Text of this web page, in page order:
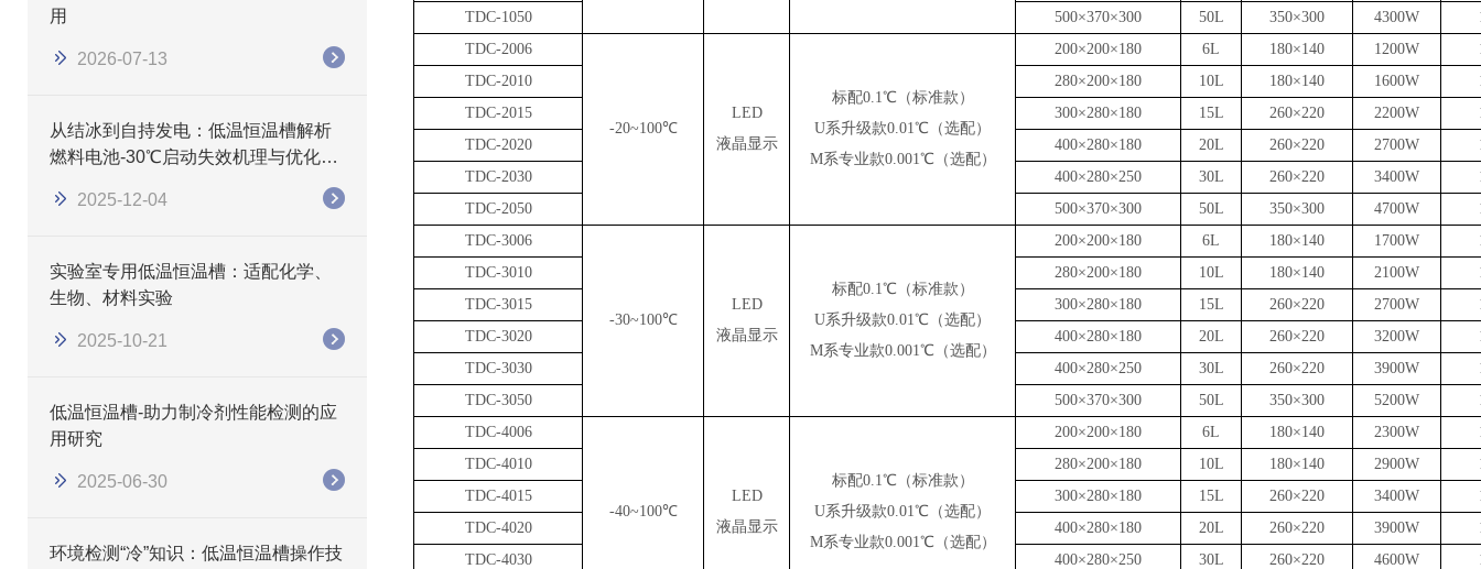
用
2026-07-13
从结冰到自持发电：低温恒温槽解析
燃料电池-30℃启动失效机理与优化路
2025-12-04
实验室专用低温恒温槽：适配化学、
生物、材料实验
2025-10-21
低温恒温槽-助力制冷剂性能检测的应
用研究
2025-06-30
环境检测“冷”知识：低温恒温槽操作技
TDC-1050
500×370×300 50L 350×300 4300W
TDC-2006
-20~100℃
LED
液晶显示
标配0.1℃（标准款）
U系升级款0.01℃（选配）
M系专业款0.001℃（选配）
200×200×180 6L 180×140 1200W
TDC-2010
280×200×180 10L 180×140 1600W
TDC-2015
300×280×180 15L 260×220 2200W
TDC-2020
400×280×180 20L 260×220 2700W
TDC-2030
400×280×250 30L 260×220 3400W
TDC-2050
500×370×300 50L 350×300 4700W
TDC-3006
-30~100℃
LED
液晶显示
标配0.1℃（标准款）
U系升级款0.01℃（选配）
M系专业款0.001℃（选配）
200×200×180 6L 180×140 1700W
TDC-3010
280×200×180 10L 180×140 2100W
TDC-3015
300×280×180 15L 260×220 2700W
TDC-3020
400×280×180 20L 260×220 3200W
TDC-3030
400×280×250 30L 260×220 3900W
TDC-3050
500×370×300 50L 350×300 5200W
TDC-4006
-40~100℃
LED
液晶显示
标配0.1℃（标准款）
U系升级款0.01℃（选配）
M系专业款0.001℃（选配）
200×200×180 6L 180×140 2300W
TDC-4010
280×200×180 10L 180×140 2900W
TDC-4015
300×280×180 15L 260×220 3400W
TDC-4020
400×280×180 20L 260×220 3900W
TDC-4030
400×280×250 30L 260×220 4600W